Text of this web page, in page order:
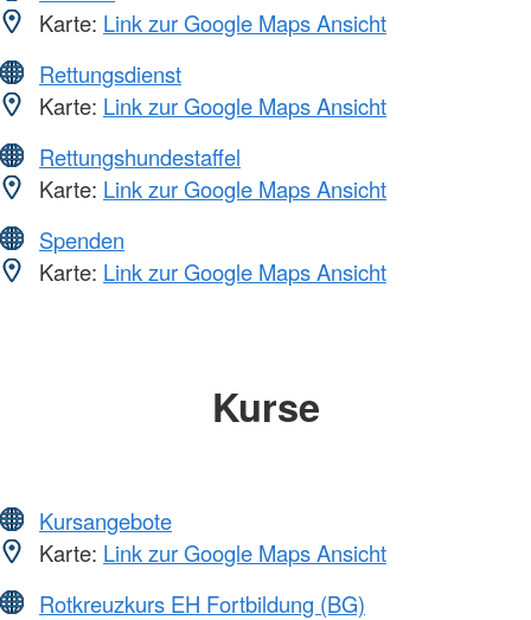
Karte: Link zur Google Maps Ansicht
Rettungsdienst
Karte: Link zur Google Maps Ansicht
Rettungshundestaffel
Karte: Link zur Google Maps Ansicht
Spenden
Karte: Link zur Google Maps Ansicht
Kurse
Kursangebote
Karte: Link zur Google Maps Ansicht
Rotkreuzkurs EH Fortbildung (BG)